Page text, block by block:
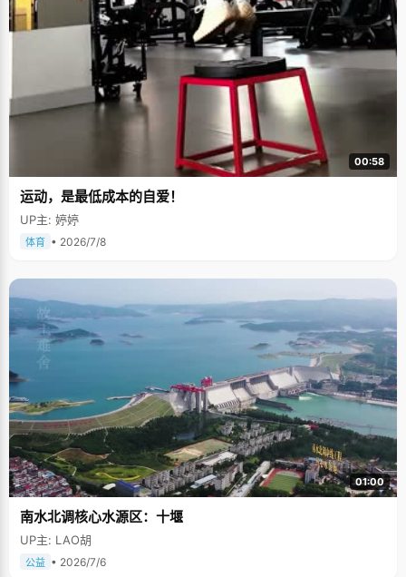
00:58
运动，是最低成本的自爱！
UP主: 婷婷
体育 • 2026/7/8
01:00
南水北调核心水源区：十堰
UP主: LAO胡
公益 • 2026/7/6